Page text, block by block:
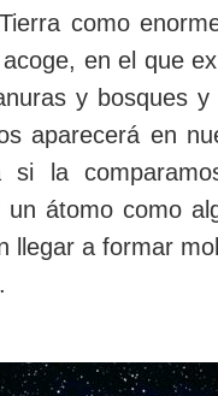
como
en el que
y bosques
aparecerá en
la
un átomo como
llegar a formar